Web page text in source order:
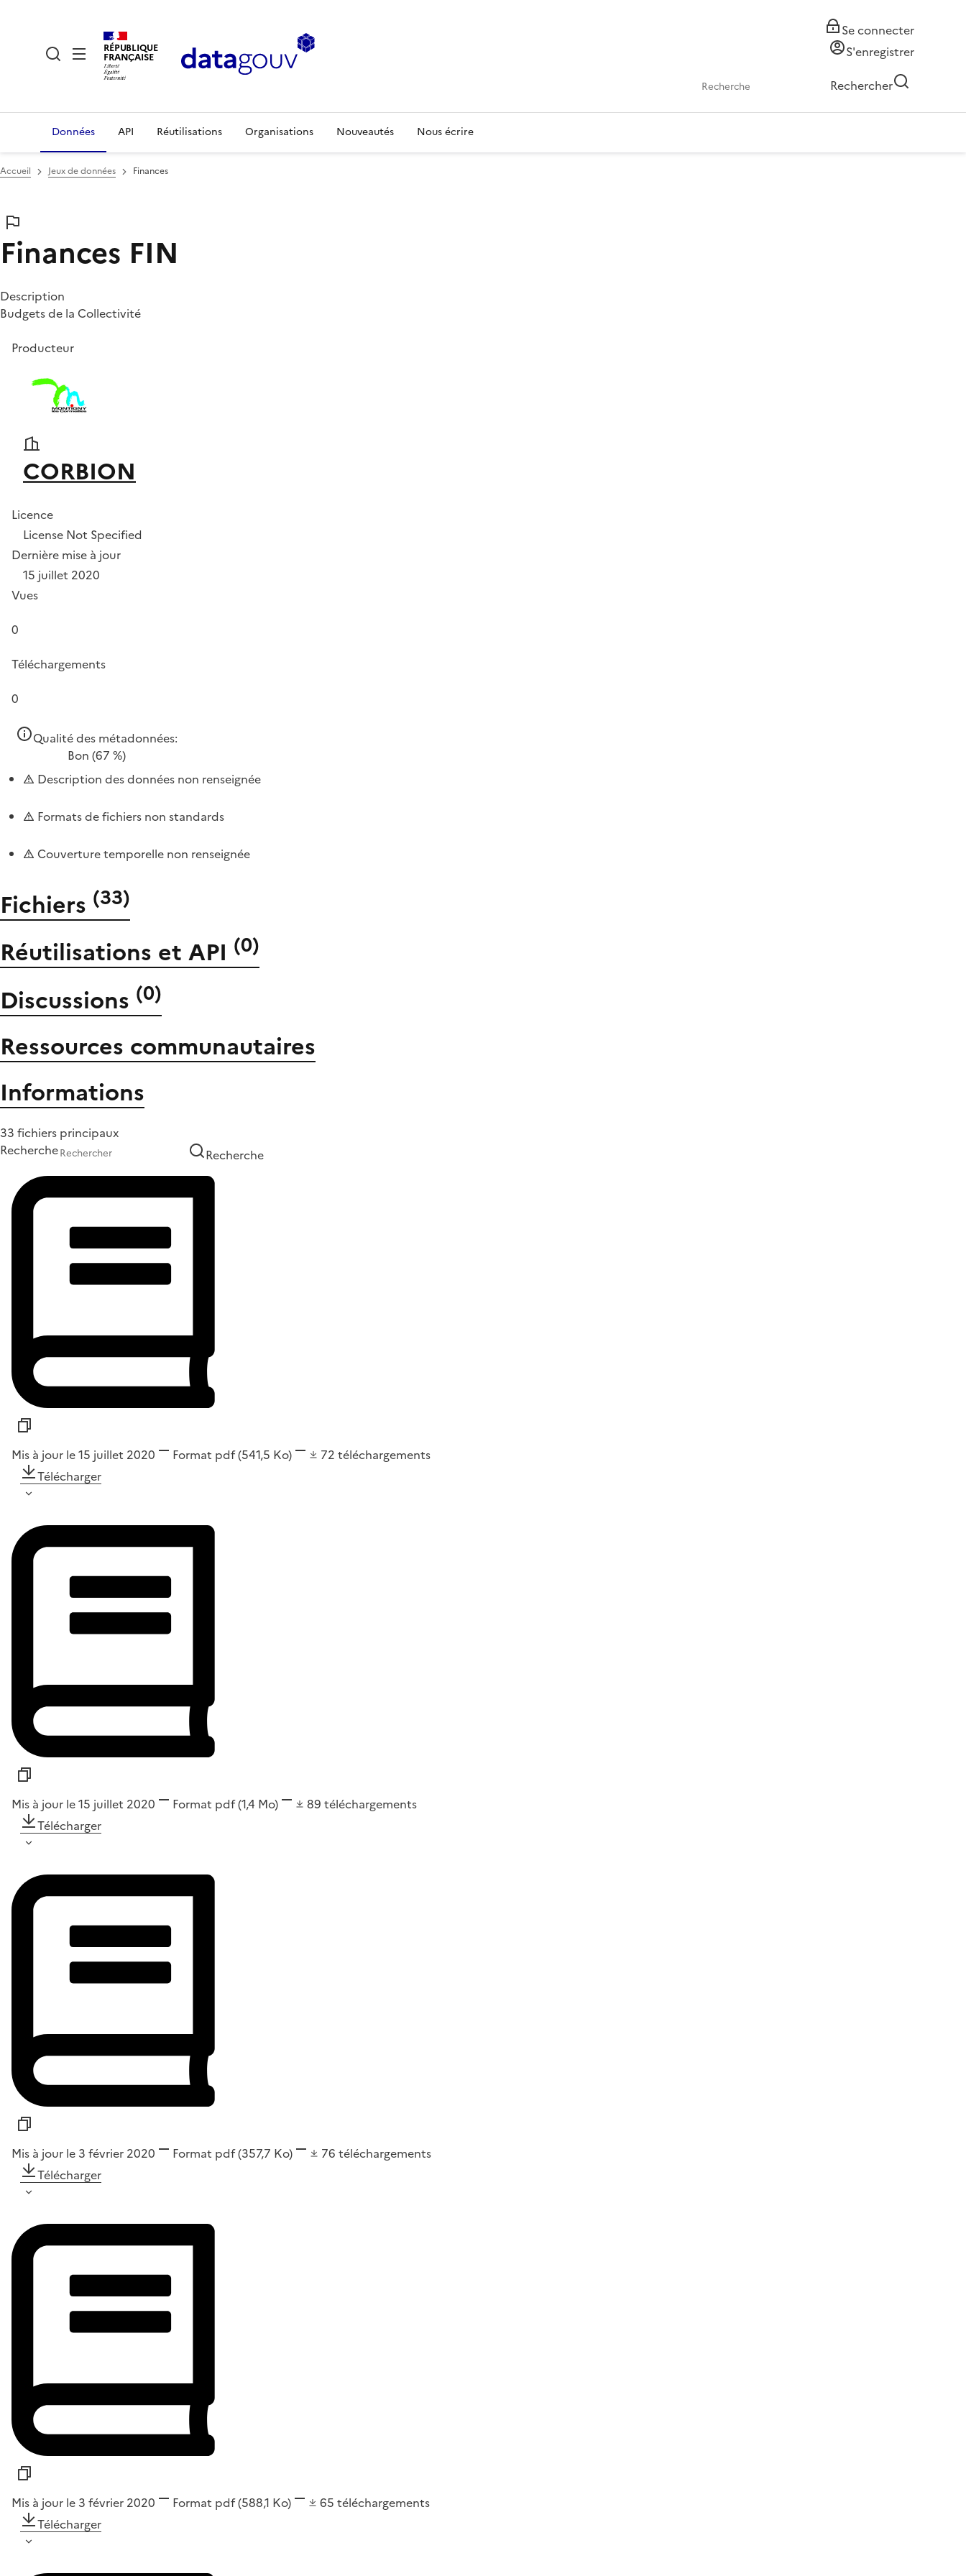
RÉPUBLIQUE
FRANÇAISE
Se connecter
S'enregistrer
Rechercher
Données API Réutilisations Organisations Nouveautés Nous écrire
Accueil Jeux de données Finances
Finances FIN
Description
Budgets de la Collectivité
Producteur
CORBION
Licence
License Not Specified
Dernière mise à jour
15 juillet 2020
Vues
0
Téléchargements
0
Qualité des métadonnées:
Bon (67 %)
Description des données non renseignée
Formats de fichiers non standards
Couverture temporelle non renseignée
Fichiers (33)
Réutilisations et API (0)
Discussions (0)
Ressources communautaires
Informations
33 fichiers principaux
Recherche
Recherche
Mis à jour le 15 juillet 2020 Format pdf(541,5 Ko) 72 téléchargements
Télécharger
Mis à jour le 15 juillet 2020 Format pdf(1,4 Mo) 89 téléchargements
Télécharger
Mis à jour le 3 février 2020 Format pdf(357,7 Ko) 76 téléchargements
Télécharger
Mis à jour le 3 février 2020 Format pdf(588,1 Ko) 65 téléchargements
Télécharger